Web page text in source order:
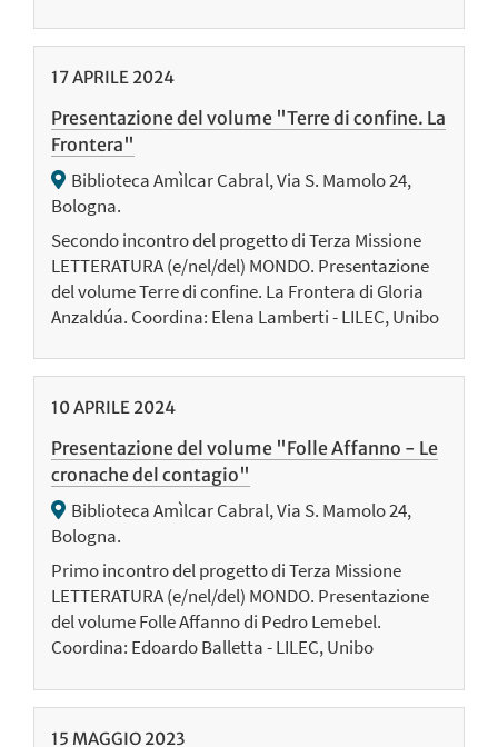
17APRILE 2024
Presentazione del volume "Terre di confine. La
Frontera"
Biblioteca Amìlcar Cabral, Via S. Mamolo 24,
Bologna.
Secondo incontro del progetto di Terza Missione
LETTERATURA (e/nel/del) MONDO. Presentazione
del volume Terre di confine. La Frontera di Gloria
Anzaldúa. Coordina: Elena Lamberti - LILEC, Unibo
10APRILE 2024
Presentazione del volume "Folle Affanno - Le
cronache del contagio"
Biblioteca Amìlcar Cabral, Via S. Mamolo 24,
Bologna.
Primo incontro del progetto di Terza Missione
LETTERATURA (e/nel/del) MONDO. Presentazione
del volume Folle Affanno di Pedro Lemebel.
Coordina: Edoardo Balletta - LILEC, Unibo
15 MAGGIO 2023